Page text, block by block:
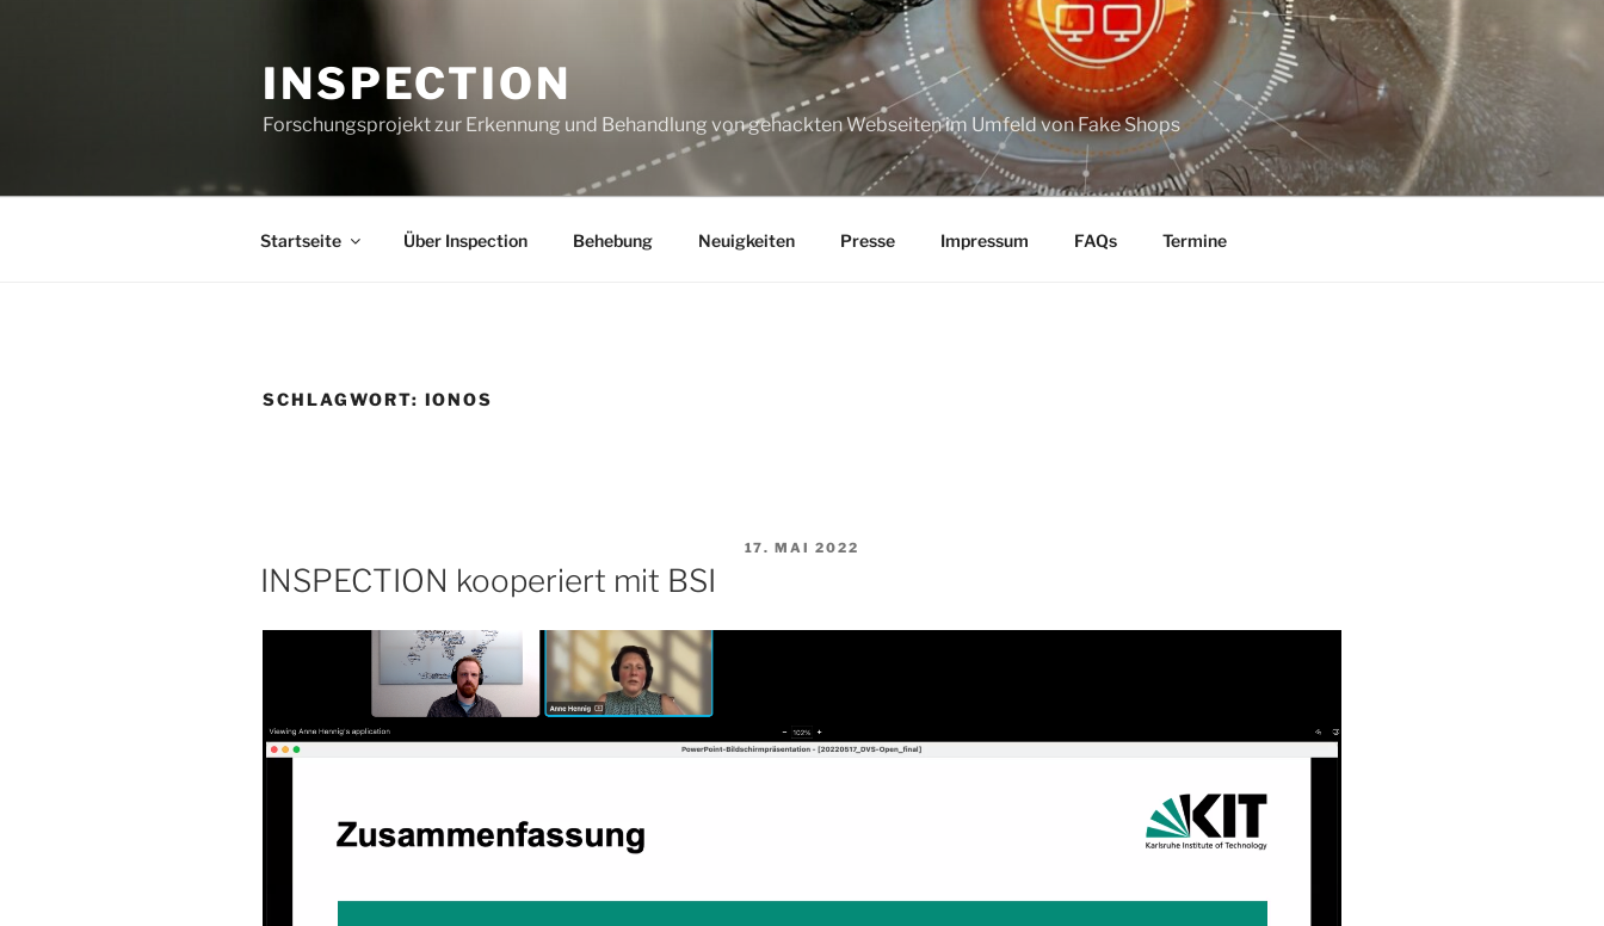
INSPECTION
Forschungsprojekt zur Erkennung und Behandlung von gehackten Webseiten im Umfeld von Fake Shops
Startseite Über Inspection Behebung Neuigkeiten Presse Impressum FAQs Termine
SCHLAGWORT: IONOS
VERÖFFENTLICHT
17. MAI 2022
INSPECTION kooperiert mit BSI